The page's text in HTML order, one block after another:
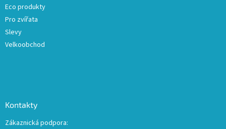
Eco produkty
Pro zvířata
Slevy
Velkoobchod
Kontakty
Zákaznická podpora: